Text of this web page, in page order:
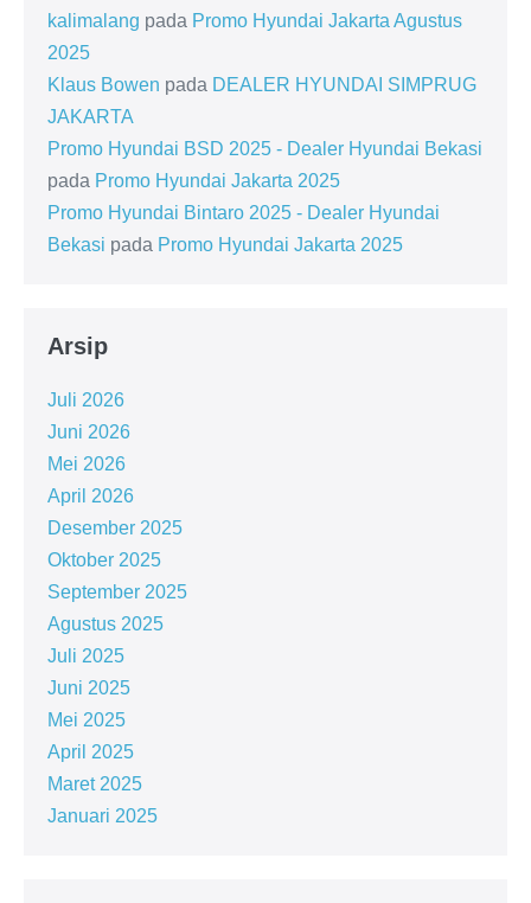
kalimalang pada Promo Hyundai Jakarta Agustus
2025
Klaus Bowen pada DEALER HYUNDAI SIMPRUG
JAKARTA
Promo Hyundai BSD 2025 - Dealer Hyundai Bekasi
pada Promo Hyundai Jakarta 2025
Promo Hyundai Bintaro 2025 - Dealer Hyundai
Bekasi pada Promo Hyundai Jakarta 2025
Arsip
Juli 2026
Juni 2026
Mei 2026
April 2026
Desember 2025
Oktober 2025
September 2025
Agustus 2025
Juli 2025
Juni 2025
Mei 2025
April 2025
Maret 2025
Januari 2025